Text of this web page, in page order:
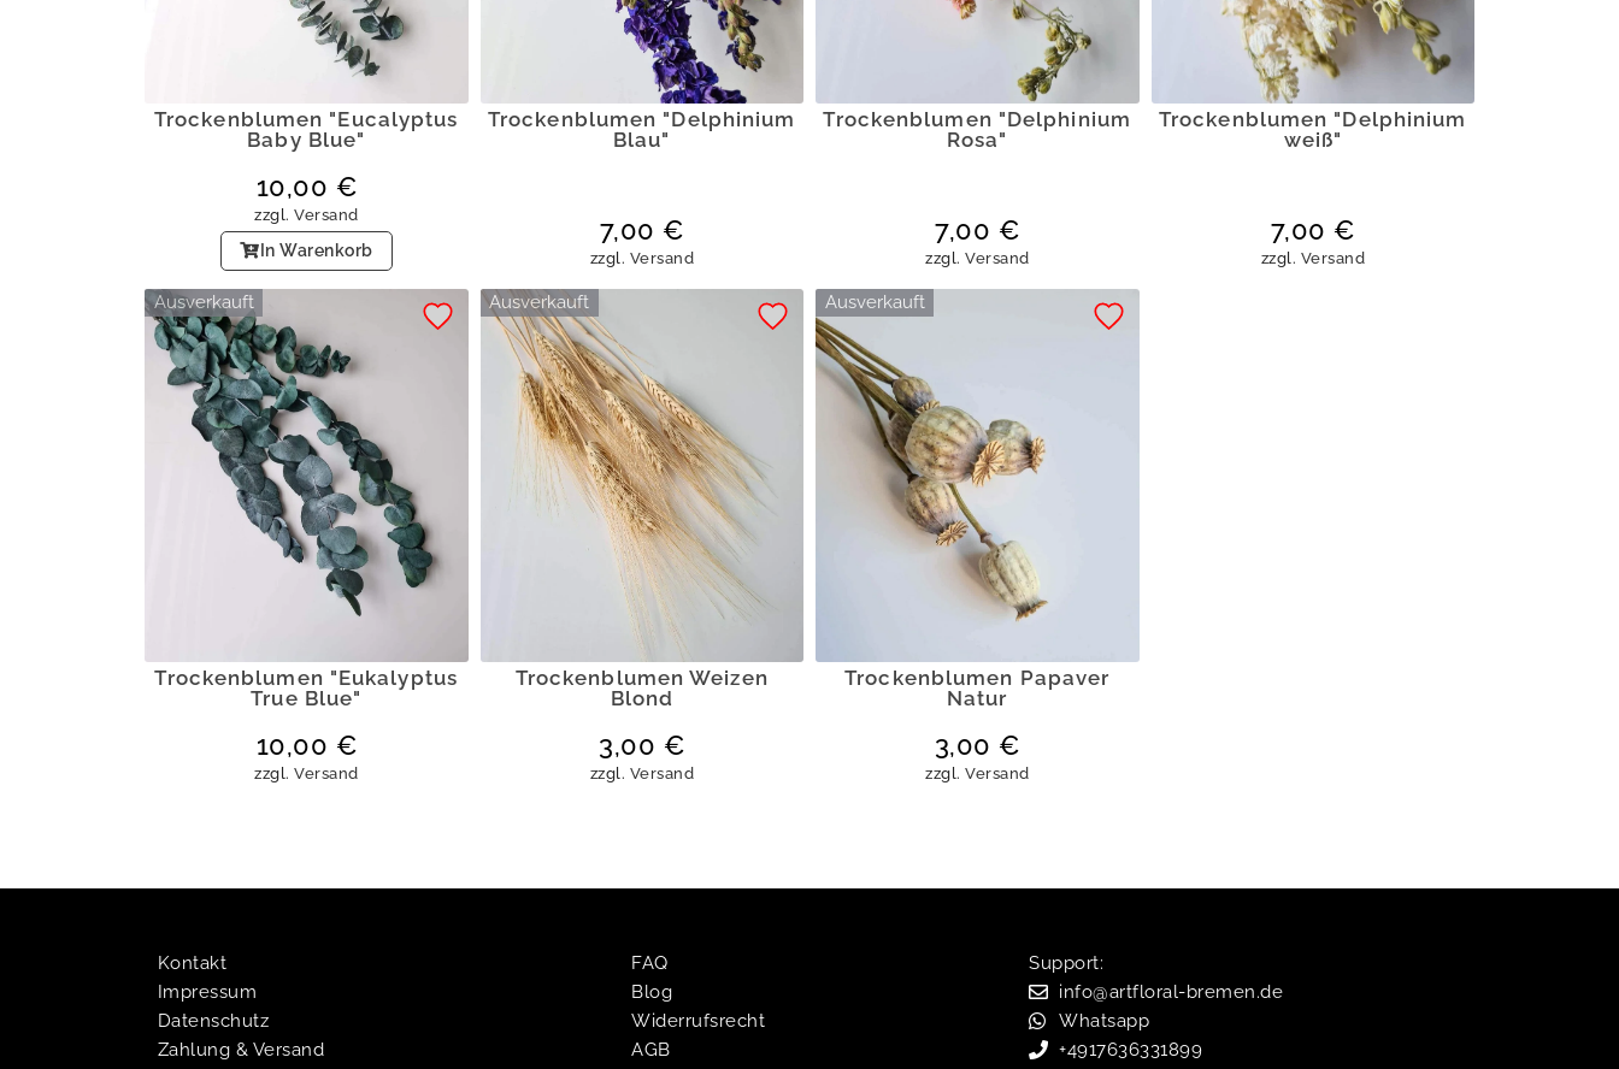
Trockenblumen "Eucalyptus
Baby Blue"
10,00 €
zzgl. Versand
In Warenkorb
Trockenblumen "Delphinium
Blau"
7,00 €
zzgl. Versand
Trockenblumen "Delphinium
Rosa"
7,00 €
zzgl. Versand
Trockenblumen "Delphinium
weiß"
7,00 €
zzgl. Versand
Ausverkauft
Trockenblumen "Eukalyptus
True Blue"
10,00 €
zzgl. Versand
Ausverkauft
Trockenblumen Weizen
Blond
3,00 €
zzgl. Versand
Ausverkauft
Trockenblumen Papaver
Natur
3,00 €
zzgl. Versand
Kontakt
Impressum
Datenschutz
Zahlung & Versand
FAQ
Blog
Widerrufsrecht
AGB
Support:​
info@artfloral-bremen.de
Whatsapp
+4917636331899